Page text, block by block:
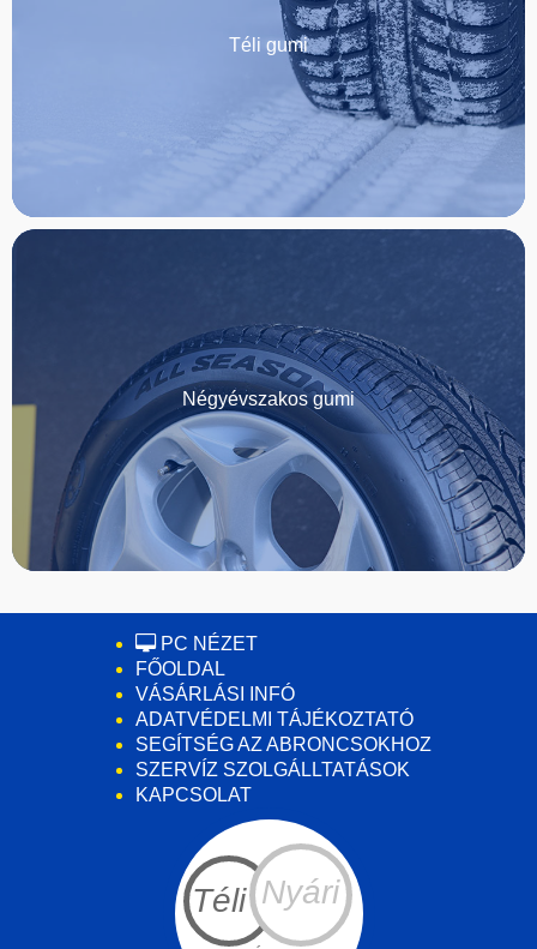
Téli gumi
Négyévszakos gumi
PC NÉZET
FŐOLDAL
VÁSÁRLÁSI INFÓ
ADATVÉDELMI TÁJÉKOZTATÓ
SEGÍTSÉG AZ ABRONCSOKHOZ
SZERVÍZ SZOLGÁLLTATÁSOK
KAPCSOLAT
Téli Nyári